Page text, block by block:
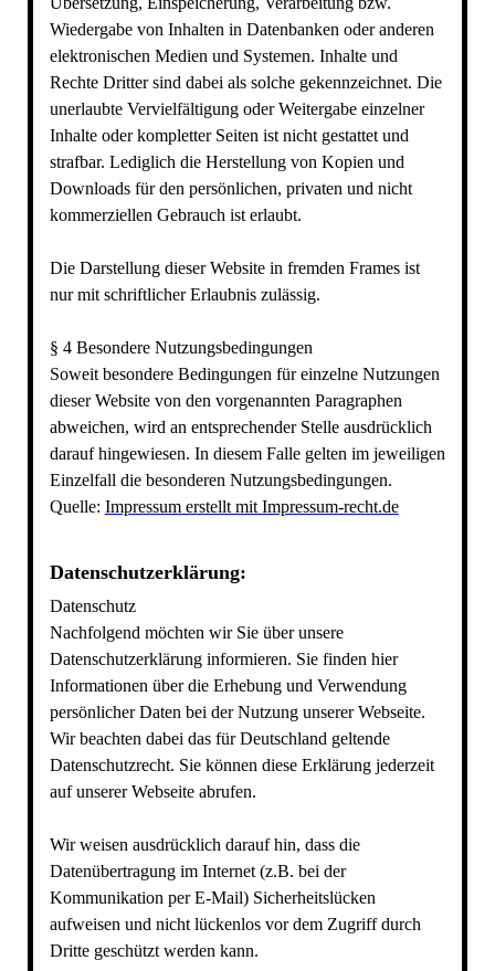
Wiedergabe von Inhalten in Datenbanken oder anderen
elektronischen Medien und Systemen. Inhalte und
Rechte Dritter sind dabei als solche gekennzeichnet. Die
unerlaubte Vervielfältigung oder Weitergabe einzelner
Inhalte oder kompletter Seiten ist nicht gestattet und
strafbar. Lediglich die Herstellung von Kopien und
Downloads für den persönlichen, privaten und nicht
kommerziellen Gebrauch ist erlaubt.
Die Darstellung dieser Website in fremden Frames ist
nur mit schriftlicher Erlaubnis zulässig.
§ 4 Besondere Nutzungsbedingungen
Soweit besondere Bedingungen für einzelne Nutzungen
dieser Website von den vorgenannten Paragraphen
abweichen, wird an entsprechender Stelle ausdrücklich
darauf hingewiesen. In diesem Falle gelten im jeweiligen
Einzelfall die besonderen Nutzungsbedingungen.
Quelle: Impressum erstellt mit Impressum-recht.de
Datenschutzerklärung:
Datenschutz
Nachfolgend möchten wir Sie über unsere
Datenschutzerklärung informieren. Sie finden hier
Informationen über die Erhebung und Verwendung
persönlicher Daten bei der Nutzung unserer Webseite.
Wir beachten dabei das für Deutschland geltende
Datenschutzrecht. Sie können diese Erklärung jederzeit
auf unserer Webseite abrufen.
Wir weisen ausdrücklich darauf hin, dass die
Datenübertragung im Internet (z.B. bei der
Kommunikation per E-Mail) Sicherheitslücken
aufweisen und nicht lückenlos vor dem Zugriff durch
Dritte geschützt werden kann.